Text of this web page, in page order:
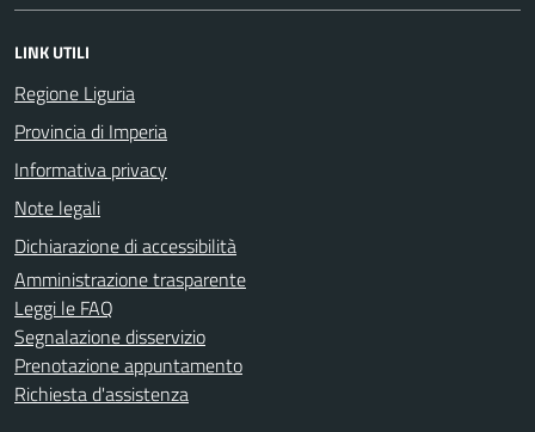
LINK UTILI
Regione Liguria
Provincia di Imperia
Informativa privacy
Note legali
Dichiarazione di accessibilità
Amministrazione trasparente
Leggi le FAQ
Segnalazione disservizio
Prenotazione appuntamento
Richiesta d'assistenza